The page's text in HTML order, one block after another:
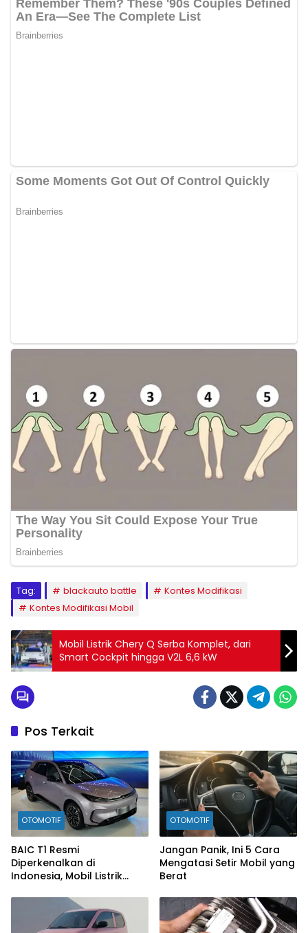
Tag: blackauto battle
Kontes Modifikasi
Kontes Modifikasi Mobil
Mobil Listrik Chery Q Serba Komplet, dari
Smart Cockpit hingga V2L 6,6 kW
Pos Terkait
OTOMOTIF
BAIC T1 Resmi
Diperkenalkan di
Indonesia, Mobil Listrik
Ramaikan Pasar EV
OTOMOTIF
Jangan Panik, Ini 5 Cara
Mengatasi Setir Mobil yang
Berat